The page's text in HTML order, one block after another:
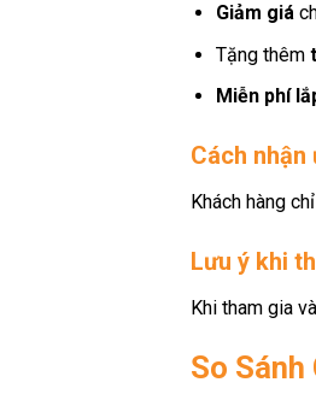
Giảm giá
Tặng thêm
Miễn phí
Cách nhận
Khách hàng
Lưu ý khi
Khi tham gia
So